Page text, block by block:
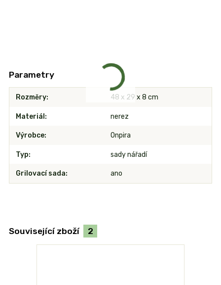
Parametry
Rozměry 48 x 29 x 8 cm
Materiál nerez
Výrobce Onpira
Typ sady nářadí
Grilovací sada ano
Související zboží 2